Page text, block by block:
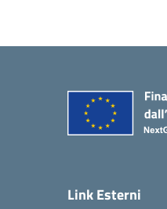
Link Esterni